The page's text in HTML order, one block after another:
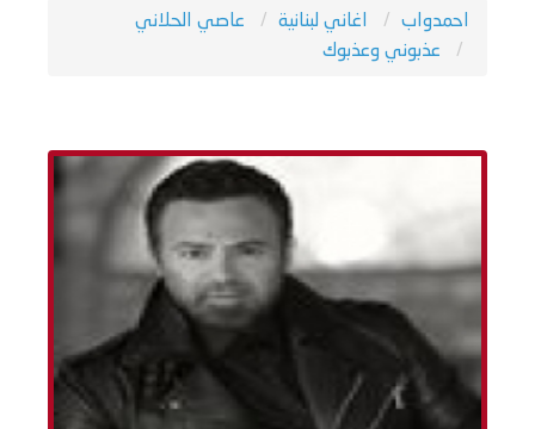
احمدواب اغاني لبنانية
عاصي الحلاني
عذبوني وعذبوك